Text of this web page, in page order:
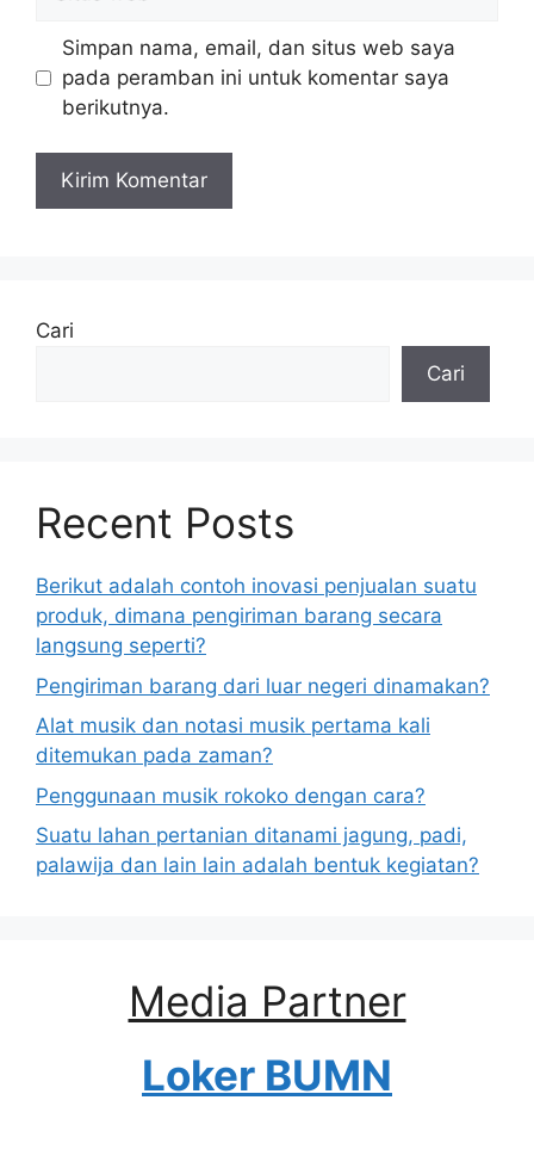
web
Simpan nama, email, dan situs web saya
pada peramban ini untuk komentar saya
berikutnya.
Cari
Cari
Recent Posts
Berikut adalah contoh inovasi penjualan suatu
produk, dimana pengiriman barang secara
langsung seperti?
Pengiriman barang dari luar negeri dinamakan?
Alat musik dan notasi musik pertama kali
ditemukan pada zaman?
Penggunaan musik rokoko dengan cara?
Suatu lahan pertanian ditanami jagung, padi,
palawija dan lain lain adalah bentuk kegiatan?
Media Partner
Loker BUMN